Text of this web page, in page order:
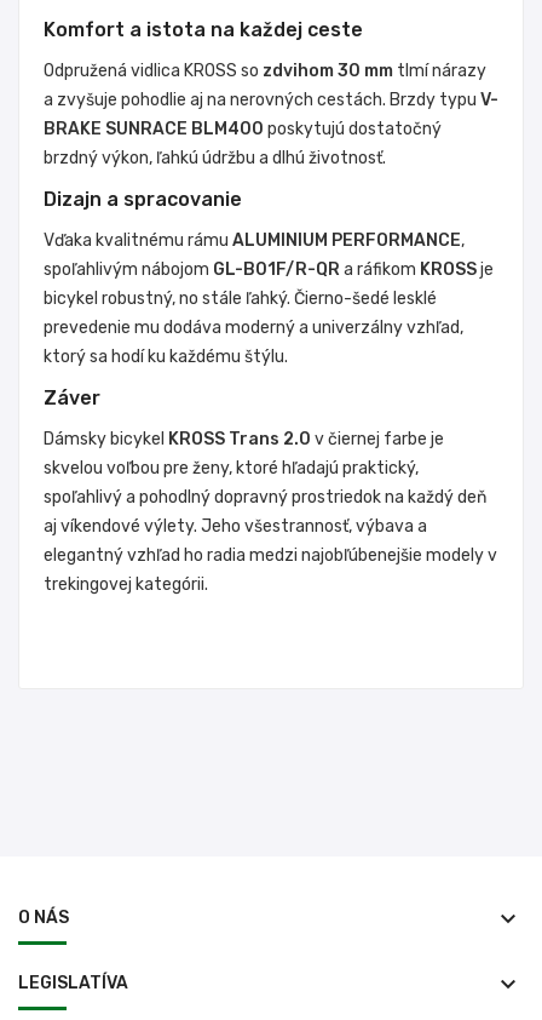
Komfort a istota na každej ceste
Odpružená vidlica KROSS so zdvihom 30 mm tlmí nárazy
a zvyšuje pohodlie aj na nerovných cestách. Brzdy typu V-
BRAKE SUNRACE BLM400 poskytujú dostatočný
brzdný výkon, ľahkú údržbu a dlhú životnosť.
Dizajn a spracovanie
Vďaka kvalitnému rámu ALUMINIUM PERFORMANCE,
spoľahlivým nábojom GL-B01F/R-QR a ráfikom KROSSje
bicykel robustný, no stále ľahký. Čierno-šedé lesklé
prevedenie mu dodáva moderný a univerzálny vzhľad,
ktorý sa hodí ku každému štýlu.
Záver
Dámsky bicykel KROSS Trans 2.0 v čiernej farbe je
skvelou voľbou pre ženy, ktoré hľadajú praktický,
spoľahlivý a pohodlný dopravný prostriedok na každý deň
aj víkendové výlety. Jeho všestrannosť, výbava a
elegantný vzhľad ho radia medzi najobľúbenejšie modely v
trekingovej kategórii.
O NÁS keyboard_arrow_down
LEGISLATÍVA keyboard_arrow_down